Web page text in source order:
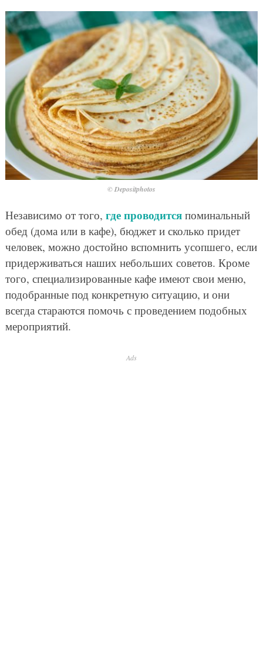
© Depositphotos
Независимо от того, где проводитсяпоминальный
обед (дома или в кафе), бюджет и сколько придет
человек, можно достойно вспомнить усопшего, если
придерживаться наших небольших советов. Кроме
того, специализированные кафе имеют свои меню,
подобранные под конкретную ситуацию, и они
всегда стараются помочь с проведением подобных
мероприятий.
Ads